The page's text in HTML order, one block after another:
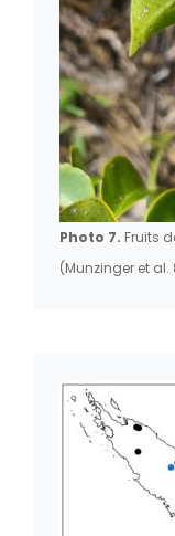
Photo 7. Fruits
(Munzinger et al.